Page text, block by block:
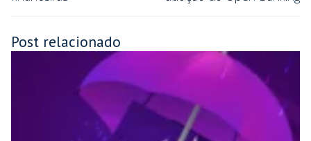
Post relacionado